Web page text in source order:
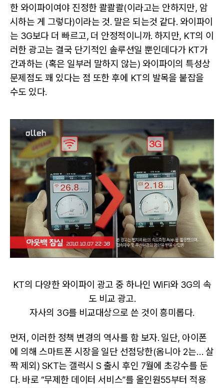
한 와이파이여야 진정한 콸콸콸(이라고는 안하지만, 암
시하는 게 그렇다)이라는 것. 말은 되는것 같다. 와이파이
는 3G보다 더 빠르고, 더 안정적이니까. 하지만, KT의 이
러한 광고는 결국 단기적인 솔루션일 뿐인데다가 KT가
간과하는 (혹은 일부러 말하지 않는) 와이파이의 특성상
문제점도 꽤 있다는 점 또한 후에 KT의 발목을 붙잡을
수도 있다.
KT의 다양한 와이파이 광고 중 하나인 WiFi와 3G의 속
도 비교 광고.
자사의 3G를 비교대상으로 쓴 것이 흥미롭다.
먼저, 이러한 정책 변경의 역사를 함 보자. 일단, 아이폰
에 의해 스마트폰 시장을 일단 선점당한(옴니아 2는… 살
짝 제외) SKT는 갤럭시 S 출시 후인 7월에 초강수를 둔
다. 바로 “무제한 데이터 서비스”를 올인원55부터 적용